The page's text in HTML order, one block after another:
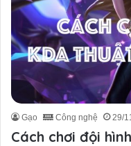
Gạo Công nghệ 29/
Cách chơi đội